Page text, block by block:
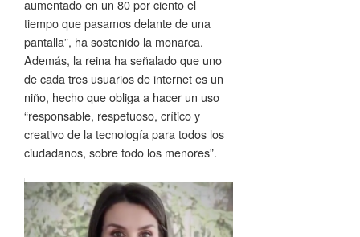
aumentado en un 80 por ciento el
tiempo que pasamos delante de una
pantalla”, ha sostenido la monarca.
Además, la reina ha señalado que uno
de cada tres usuarios de internet es un
niño, hecho que obliga a hacer un uso
“responsable, respetuoso, crítico y
creativo de la tecnología para todos los
ciudadanos, sobre todo los menores”.